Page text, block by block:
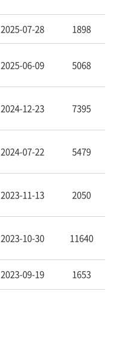
2025-07-28 1898
2025-06-09 5068
2024-12-23 7395
2024-07-22 5479
2023-11-13 2050
2023-10-30 11640
2023-09-19 1653